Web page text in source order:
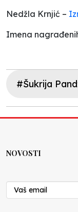
Nedžla Krnjić –
Imena
#Šukrija
NOVOSTI